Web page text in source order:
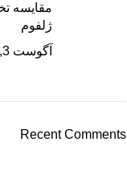
مقایسه
ژلفوم
آگوست 3, 2026
Recent Comments